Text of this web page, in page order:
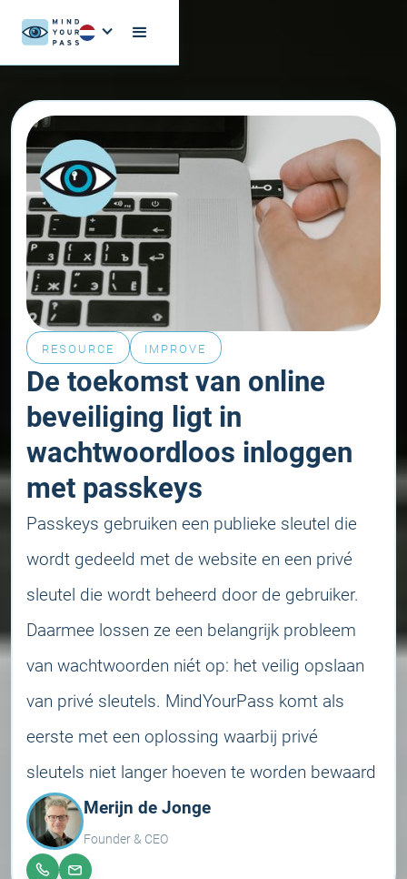
RESOURCE IMPROVE
De toekomst van online
beveiliging ligt in
wachtwoordloos inloggen
met passkeys
Passkeys gebruiken een publieke sleutel die
wordt gedeeld met de website en een privé
sleutel die wordt beheerd door de gebruiker.
Daarmee lossen ze een belangrijk probleem
van wachtwoorden niét op: het veilig opslaan
van privé sleutels. MindYourPass komt als
eerste met een oplossing waarbij privé
sleutels niet langer hoeven te worden bewaard
Merijn de Jonge
Founder & CEO